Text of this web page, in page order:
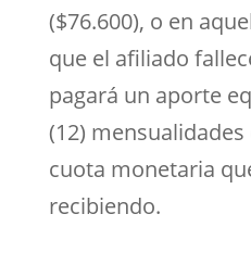
($76.600), o en
que el afiliado
pagará un aporte
(12)
cuota monetaria
recibiendo.